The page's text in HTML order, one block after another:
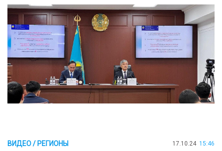
ВИДЕО / РЕГИОНЫ 17.10.24 15:46